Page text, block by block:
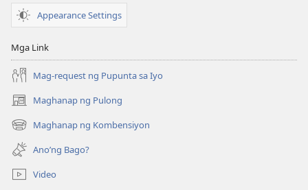
Appearance Settings
Mga Link
Mag-request ng Pupunta sa Iyo
Maghanap ng Pulong
(may
bubukas
na
bagong
window)
Maghanap ng Kombensiyon
(may
bubukas
na
bagong
window)
Ano’ng Bago?
Video